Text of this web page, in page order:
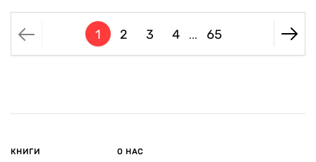
1 2 3 4 ... 65
КНИГИ О НАС